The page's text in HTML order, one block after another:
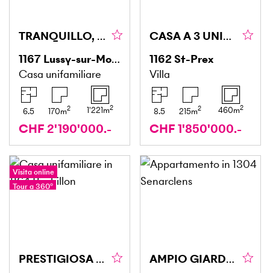
TRANQUILLO, SPAZIOSO & ADATTO ALLE FAMIGLIE
1167 Lussy-sur-Morges
Casa unifamiliare
6.5 170m2 1'221m2
CHF 2'190'000.-
CASA A 3 UNITÀ: IDEALE PER INVESTIRE O ABITARE
1162St-Prex
Villa
8.5 215m2 460m2
CHF 1'850'000.-
Visita online
Tour a 360°
PRESTIGIOSA VILLA SULL'ACQUA CON PONTILE PRIVATO
AMPIO GIARDINO PRIVATO